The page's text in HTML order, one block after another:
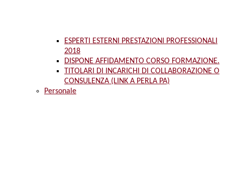
ESPERTI ESTERNI PRESTAZIONI PROFESSIONALI
2018
DISPONE AFFIDAMENTO CORSO FORMAZIONE.
TITOLARI DI INCARICHI DI COLLABORAZIONE O
CONSULENZA (LINK A PERLA PA)
Personale